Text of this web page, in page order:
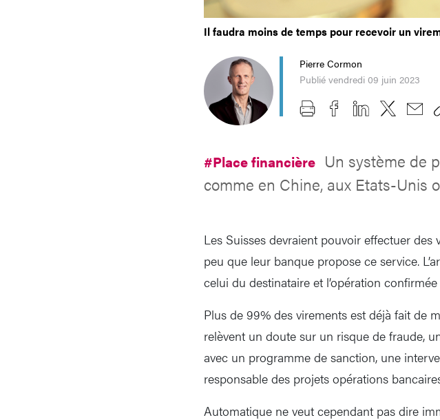
Il faudra moins de temps pour recevoir un
Pierre Cormon
Publié vendredi 09 juin 2023
#Place financière Un système de
comme en Chine, aux Etats-Unis
Les Suisses devraient pouvoir effectuer
peu que leur banque propose ce service.
celui du destinataire et l’opération
Plus de 99% des virements est déjà fait de
relèvent un doute sur un risque de fraude,
avec un programme de sanction, une
responsable des projets opérations
Automatique ne veut cependant pas dire